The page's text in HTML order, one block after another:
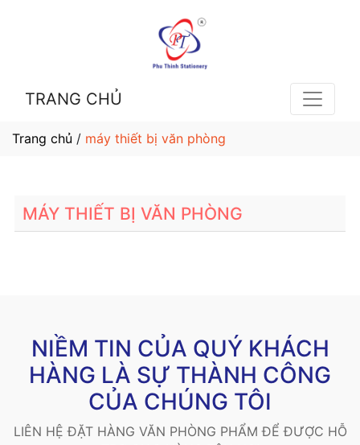
TRANG CHỦ
Trang chủ / máy thiết bị văn phòng
MÁY THIẾT BỊ VĂN PHÒNG
NIỀM TIN CỦA QUÝ KHÁCH
HÀNG LÀ SỰ THÀNH CÔNG
CỦA CHÚNG TÔI
LIÊN HỆ ĐẶT HÀNG VĂN PHÒNG PHẨM ĐỂ ĐƯỢC HỖ